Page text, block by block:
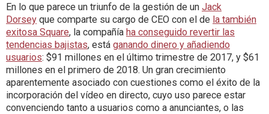
En lo que parece un triunfo de la gestión de un Jack
Dorsey que comparte su cargo de CEO con el de la también
exitosa Square, la compañía ha conseguido revertir las
tendencias bajistas, está ganando dinero y añadiendo
usuarios: $91 millones en el último trimestre de 2017, y $61
millones en el primero de 2018. Un gran crecimiento
aparentemente asociado con cuestiones como el éxito de la
incorporación del vídeo en directo, cuyo uso parece estar
convenciendo tanto a usuarios como a anunciantes, o las